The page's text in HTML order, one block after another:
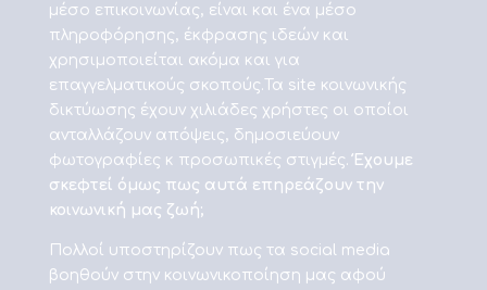
μέσο επικοινωνίας, είναι και ένα μέσο
πληροφόρησης, έκφρασης ιδεών και
χρησιμοποιείται ακόμα και για
επαγγελματικούς σκοπούς.Τα site κοινωνικής
δικτύωσης έχουν χιλιάδες χρήστες οι οποίοι
ανταλλάζουν απόψεις, δημοσιεύουν
φωτογραφίες κ προσωπικές στιγμές. Έχουμε
σκεφτεί όμως πως αυτά επηρεάζουν την
κοινωνική μας ζωή;
Πολλοί υποστηρίζουν πως τα social media
βοηθούν στην κοινωνικοποίηση μας αφού